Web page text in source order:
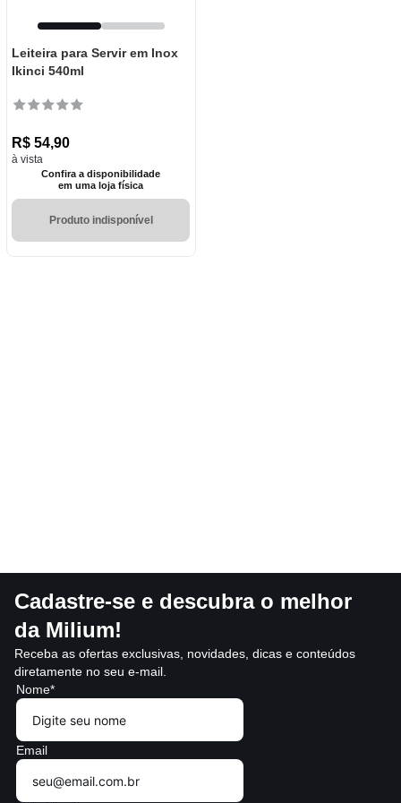
Leiteira para Servir em Inox
Ikinci 540ml
R$ 54,90
à vista
Confira a disponibilidade
em uma loja física
Produto indisponível
Cadastre-se e descubra o melhor
da Milium!
Receba as ofertas exclusivas, novidades, dicas e conteúdos
diretamente no seu e-mail.
Nome*
Email